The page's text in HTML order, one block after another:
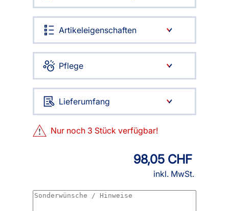
Artikeleigenschaften
Pflege
Lieferumfang
Nur noch 3 Stück verfügbar!
98,05 CHF
inkl. MwSt.